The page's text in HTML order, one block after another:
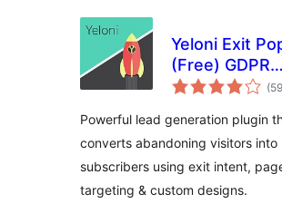
Yeloni Exit
(Free) GDPR
Compliance (59
Powerful lead generation plugin
converts abandoning visitors into
subscribers using exit intent,
targeting & custom designs.